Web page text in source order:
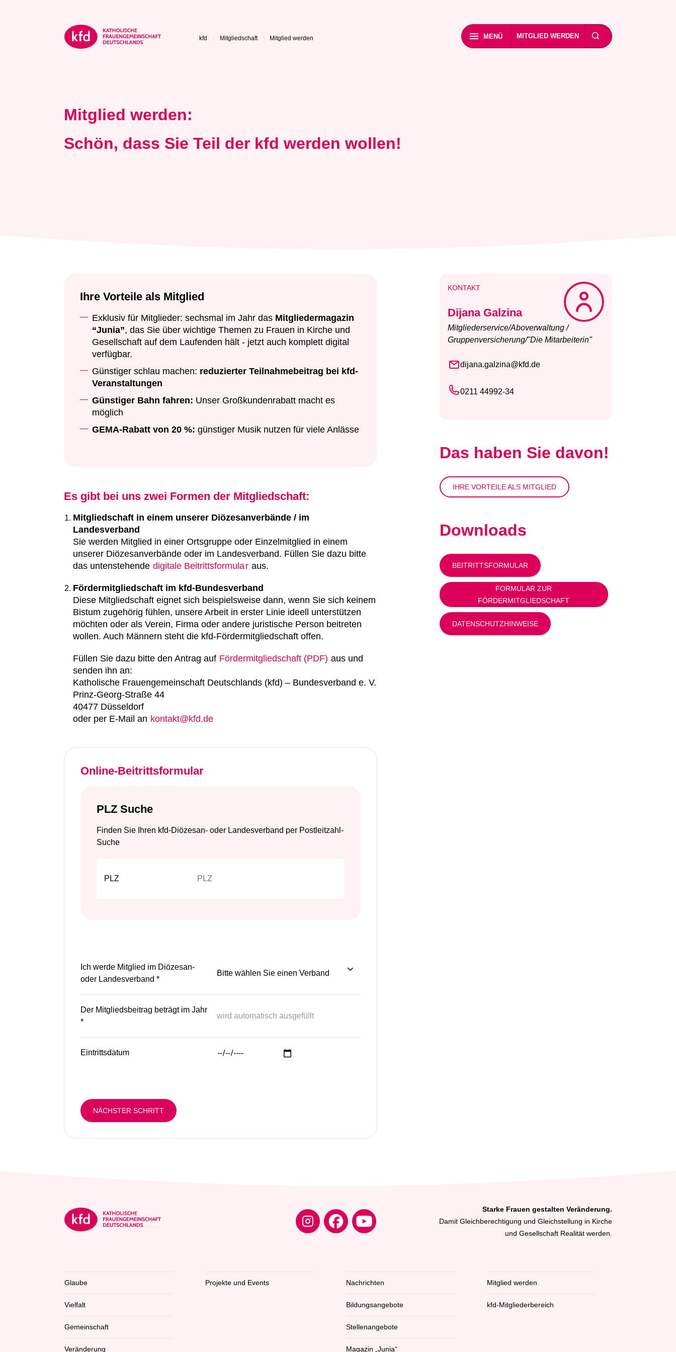
MENÜ MITGLIED WERDEN
kfd Mitgliedschaft Mitglied werden
Mitglied werden:
Schön, dass Sie Teil der kfd werden wollen!
Ihre Vorteile als Mitglied
Exklusiv für Mitglieder: sechsmal im Jahr das Mitgliedermagazin
“Junia”, das Sie über wichtige Themen zu Frauen in Kirche und
Gesellschaft auf dem Laufenden hält - jetzt auch komplett digital
verfügbar.
Günstiger schlau machen: reduzierter Teilnahmebeitrag bei kfd-
Veranstaltungen
Günstiger Bahn fahren: Unser Großkundenrabatt macht es
möglich
GEMA-Rabatt von 20 %: günstiger Musik nutzen für viele Anlässe
Es gibt bei uns zwei Formen der Mitgliedschaft:
Mitgliedschaft in einem unserer Diözesanverbände / im
Landesverband
Sie werden Mitglied in einer Ortsgruppe oder Einzelmitglied in einem
unserer Diözesanverbände oder im Landesverband. Füllen Sie dazu bitte
das untenstehende digitale Beitrittsformular aus.
Fördermitgliedschaft im kfd-Bundesverband
Diese Mitgliedschaft eignet sich beispielsweise dann, wenn Sie sich keinem
Bistum zugehörig fühlen, unsere Arbeit in erster Linie ideell unterstützen
möchten oder als Verein, Firma oder andere juristische Person beitreten
wollen. Auch Männern steht die kfd-Fördermitgliedschaft offen.
Füllen Sie dazu bitte den Antrag auf Fördermitgliedschaft (PDF) aus und
senden ihn an:
Katholische Frauengemeinschaft Deutschlands (kfd) – Bundesverband e. V.
Prinz-Georg-Straße 44
40477 Düsseldorf
oder per E-Mail an kontakt@kfd.de
Online-Beitrittsformular
PLZ Suche
Finden Sie Ihren kfd-Diözesan- oder Landesverband per Postleitzahl-
Suche
PLZ
Ich werde Mitglied im Diözesan-
oder Landesverband *
Der Mitgliedsbeitrag beträgt im Jahr
*
Eintrittsdatum
NÄCHSTER SCHRITT
KONTAKT
Dijana Galzina
Mitgliederservice/Aboverwaltung /
Gruppenversicherung/"Die Mitarbeiterin"
dijana.galzina@kfd.de
0211 44992-34
Das haben Sie davon!
IHRE VORTEILE ALS MITGLIED
Downloads
BEITRITTSFORMULAR
FORMULAR ZUR
FÖRDERMITGLIEDSCHAFT
DATENSCHUTZHINWEISE
Starke Frauen gestalten Veränderung.
Damit Gleichberechtigung und Gleichstellung in Kirche
und Gesellschaft Realität werden.
Glaube
Vielfalt
Gemeinschaft
Veränderung
Projekte und Events Nachrichten
Bildungsangebote
Stellenangebote
Magazin „Junia“
Mitglied werden
kfd-Mitgliederbereich